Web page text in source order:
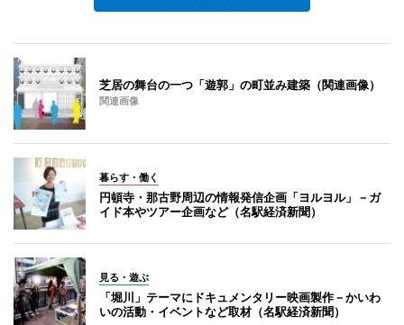
芝居の舞台の一つ「遊郭」の町並み建築（関連画像）
関連画像
暮らす・働く
円頓寺・那古野周辺の情報発信企画「ヨルヨル」－ガ
イド本やツアー企画など（名駅経済新聞）
見る・遊ぶ
「堀川」テーマにドキュメンタリー映画製作－かいわ
いの活動・イベントなど取材（名駅経済新聞）